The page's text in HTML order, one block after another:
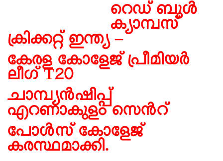
റെഡ് ബുൾ
ക്യാമ്പസ്
ക്രിക്കറ്റ് ഇന്ത്യ –
കേരള കോളേജ് പ്രീമിയർ
ലീഗ് T20
ചാമ്പ്യൻഷിപ്പ്
എറണാകുളം സെൻറ്
പോൾസ് കോളേജ്
കരസ്ഥമാക്കി.